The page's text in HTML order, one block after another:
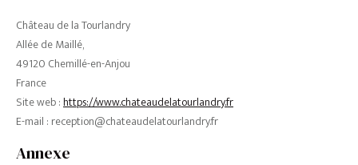
Château de la Tourlandry
Allée de Maillé,
49120 Chemillé-en-Anjou
France
Site web :https://www.chateaudelatourlandry.fr
E-mail : reception@chateaudelatourlandry.fr
Annexe